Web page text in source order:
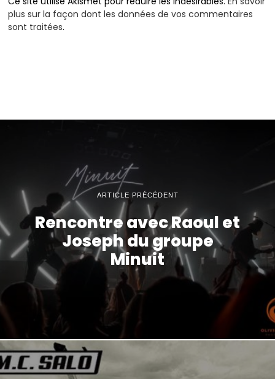
plus sur la façon dont les données de vos commentaires
sont traitées.
ARTICLE PRÉCÉDENT
Rencontre avec Raoul et
Joseph du groupe
Minuit